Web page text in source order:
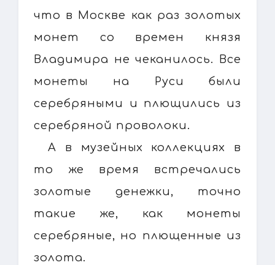
что в Москве как раз золотых
монет со времен князя
Владимира не чеканилось. Все
монеты на Руси были
серебряными и плющились из
серебряной проволоки.
А в музейных коллекциях в
то же время встречались
золотые денежки, точно
такие же, как монеты
серебряные, но плющенные из
золота.